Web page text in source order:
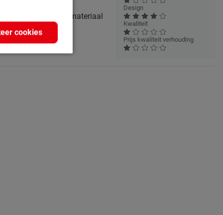
ivm zwakke materiaal
Design
Kwaliteit
Prijs kwaliteit verhouding
cookies